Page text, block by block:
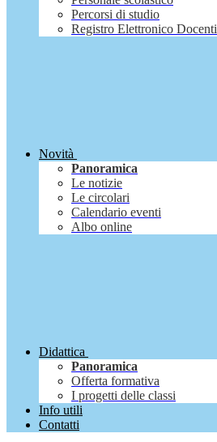
Percorsi di studio
Registro Elettronico Docenti
Novità
Panoramica
Le notizie
Le circolari
Calendario eventi
Albo online
Didattica
Panoramica
Offerta formativa
I progetti delle classi
Info utili
Contatti